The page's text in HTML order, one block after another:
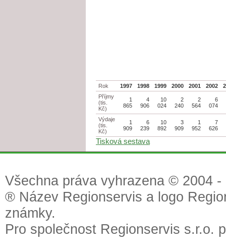
Rok 1997 1998 1999 2000 2001 2002
Příjmy
(tis.
Kč)
1
865
4
906
10
024
2
240
2
564
6
074
Výdaje
(tis.
Kč)
1
909
6
239
10
892
3
909
1
952
7
626
Tisková sestava
Všechna práva vyhrazena © 2004
® Název Regionservis a logo
známky.
Pro společnost Regionservis s.r.o.